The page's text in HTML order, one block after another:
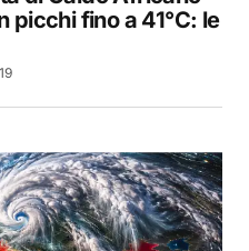
picchi fino a 41°C: le